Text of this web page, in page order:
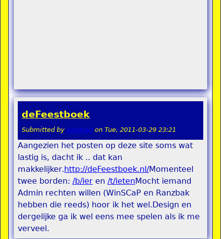
deFeestboek
Submitted byAnnejan on Tue, 2011-03-29 23:21
Aangezien het posten op deze site soms wat
lastig is, dacht ik .. dat kan
makkelijker.http://deFeestboek.nl/Momenteel
twee borden: /b/ier en /t/ietenMocht iemand
Admin rechten willen (WinSCaP en Ranzbak
hebben die reeds) hoor ik het wel.Design en
dergelijke ga ik wel eens mee spelen als ik me
verveel.